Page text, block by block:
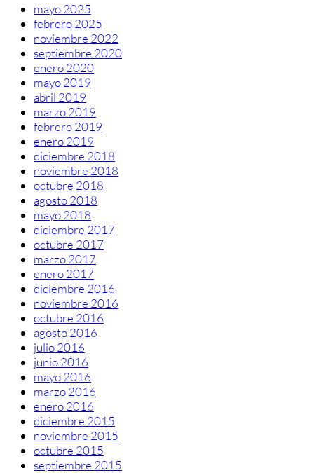
mayo 2025
febrero 2025
noviembre 2022
septiembre 2020
enero 2020
mayo 2019
abril 2019
marzo 2019
febrero 2019
enero 2019
diciembre 2018
noviembre 2018
octubre 2018
agosto 2018
mayo 2018
diciembre 2017
octubre 2017
marzo 2017
enero 2017
diciembre 2016
noviembre 2016
octubre 2016
agosto 2016
julio 2016
junio 2016
mayo 2016
marzo 2016
enero 2016
diciembre 2015
noviembre 2015
octubre 2015
septiembre 2015